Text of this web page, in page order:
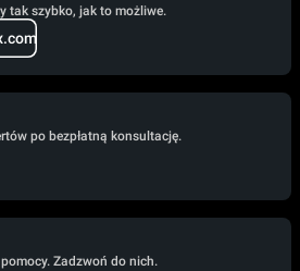
tak szybko, jak to możliwe.
po bezpłatną konsultację.
Zadzwoń do nich.